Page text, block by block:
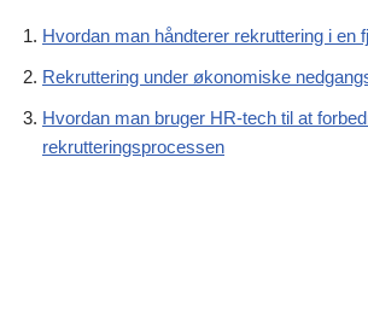
Hvordan man håndterer rekruttering i en
Rekruttering under økonomiske
Hvordan man bruger HR-tech til at
rekrutteringsprocessen